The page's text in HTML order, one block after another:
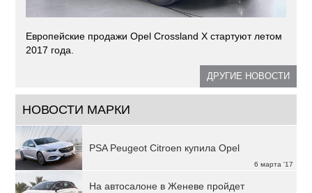
Европейские продажи Opel Crossland X стартуют летом
2017 года.
ДРУГИЕ НОВОСТИ
НОВОСТИ МАРКИ
6 марта '17
PSA Peugeot Citroen купила Opel
На автосалоне в Женеве пройдет